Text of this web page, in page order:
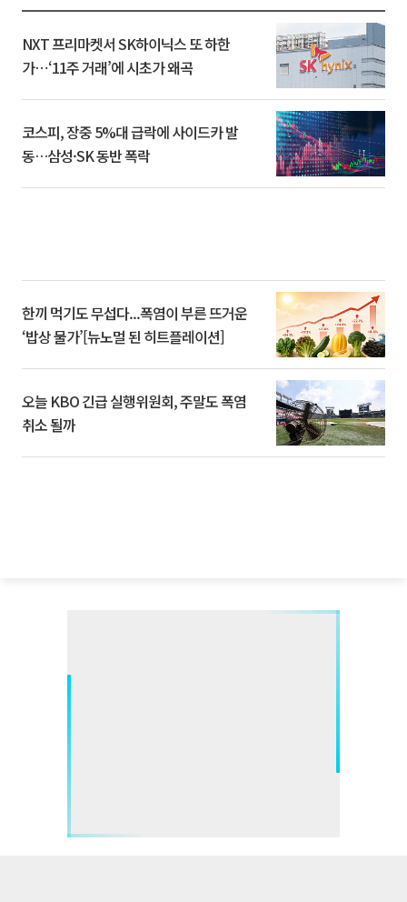
NXT 프리마켓서 SK하이닉스 또 하한
가⋯‘11주 거래’에 시초가 왜곡
코스피, 장중 5%대 급락에 사이드카 발
동…삼성·SK 동반 폭락
한끼 먹기도 무섭다...폭염이 부른 뜨거운
‘밥상 물가’[뉴노멀 된 히트플레이션]
오늘 KBO 긴급 실행위원회, 주말도 폭염
취소 될까